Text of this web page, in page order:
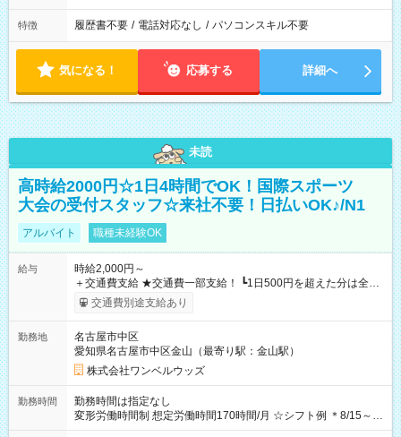
特徴 履歴書不要 / 電話対応なし / パソコンスキル不要
気になる！ 応募する 詳細へ
未読
高時給2000円☆1日4時間でOK！国際スポーツ
大会の受付スタッフ☆来社不要！日払いOK♪/N1
アルバイト 職種未経験OK
給与
時給2,000円～
＋交通費支給 ★交通費一部支給！ ┗1日500円を超えた分は全額
支給！ ※往復500円以内の方は自己負担となります ★日払い
OK！（規定あり） ┗働いたその日に現金GET♪ お仕事後はコン
期間なし
交通費別途支給あり
勤務地
名古屋市中区
愛知県名古屋市中区金山（最寄り駅：金山駅）
株式会社ワンベルウッズ
勤務時間
勤務時間は指定なし
変形労働時間制 想定労働時間170時間/月 ☆シフト例 ＊8/15～
10/26 全日共通 08：00～12：00 17：00～21：00 ＊8/31